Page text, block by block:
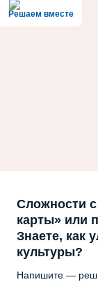
Решаем вместе
Сложности
карты» или
Знаете, как
культуры?
Напишите —